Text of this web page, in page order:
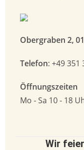
Obergraben 2,
Telefon: +49 351
Öffnungszeiten
Mo - Sa 10 - 18
Wir